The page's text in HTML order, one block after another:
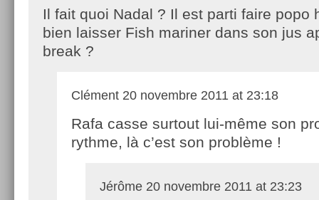
Il fait quoi Nadal ? Il est parti faire popo
bien laisser Fish mariner dans son jus
break ?
Clément 20 novembre 2011 at 23:18
Rafa casse surtout lui-même son
rythme, là c’est son problème !
Jérôme 20 novembre 2011 at 23:23